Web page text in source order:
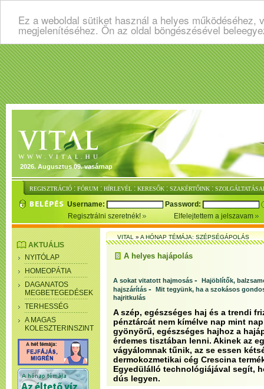
Ez a weboldal sütiket használ a helyes
megjelenítéséhez. Ön az oldal böngészésével
2026. Augusztus 09. vasárnap
REGISZTRÁCIÓ : FÓRUM : HÍRLEVÉL : KERESŐK : SZAKÉRTŐINK :
Username:
Password:
Regisztrálni szeretnék!
Elfelejtettem a jelszavam
AKTUÁLIS
NYITÓLAP
HOMEOPÁTIA
DAGANATOS
MEGBETEGEDÉSEK
TERHESSÉG
A MAGAS
KOLESZTERINSZINT
VITAL»A HÓNAP TÉMÁJA: SZÉPSÉGÁPOLÁS
A helyes hajápolás
A sokat vitatott hajmosás - Hajöblítők,
hajszárítás - Mit tegyünk, ha a szokásos
hajritkulás
A szép, egészséges haj és a trendi
pénztárcát nem kímélve nap mint
gyönyörű, egészséges hajhoz a
érdemes tisztában lenni. Akinek az
vágyálomnak tűnik, az se essen
dermokozmetikai cég Crescina
Egyedülálló technológiájával segít,
dús legyen.